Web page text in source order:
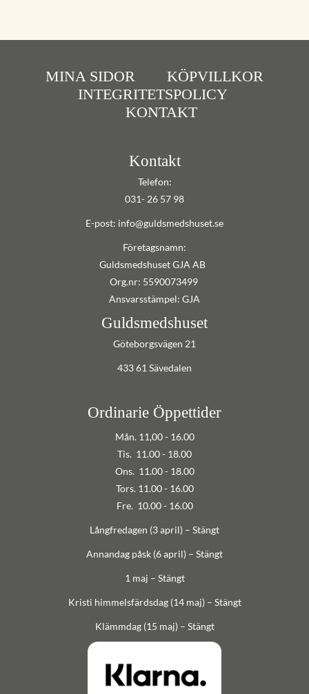
MINA SIDOR
KÖPVILLKOR
INTEGRITETSPOLICY
KONTAKT
Kontakt
Telefon:
031- 26 57 98
E-post: info@guldsmedshuset.se
Företagsnamn:
Guldsmedshuset GJA AB
Org.nr: 5590073499
Ansvarsstämpel: GJA
Guldsmedshuset
Göteborgsvägen 21
433 61 Sävedalen
Ordinarie Öppettider
Mån. 11,00 - 16.00
Tis. 11.00 - 18.00
Ons. 11.00 - 18.00
Tors. 11.00 - 16.00
Fre. 10.00 - 16.00
Långfredagen (3 april) – Stängt
Annandag påsk (6 april) – Stängt
1 maj – Stängt
Kristi himmelsfärdsdag (14 maj) – Stängt
Klämmdag (15 maj) – Stängt